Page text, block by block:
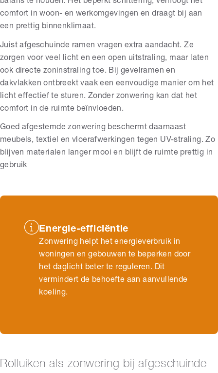
comfort in woon- en werkomgevingen en draagt bij aan
een prettig binnenklimaat.
Juist afgeschuinde ramen vragen extra aandacht. Ze
zorgen voor veel licht en een open uitstraling, maar laten
ook directe zoninstraling toe. Bij gevelramen en
dakvlakken ontbreekt vaak een eenvoudige manier om het
licht effectief te sturen. Zonder zonwering kan dat het
comfort in de ruimte beïnvloeden.
Goed afgestemde zonwering beschermt daarnaast
meubels, textiel en vloerafwerkingen tegen UV-straling. Zo
blijven materialen langer mooi en blijft de ruimte prettig in
gebruik
Energie-efficiëntie
Zonwering helpt het energieverbruik in
woningen en gebouwen te beperken door
het daglicht beter te reguleren. Dit
vermindert de behoefte aan aanvullende
koeling.
Rolluiken als zonwering bij afgeschuinde